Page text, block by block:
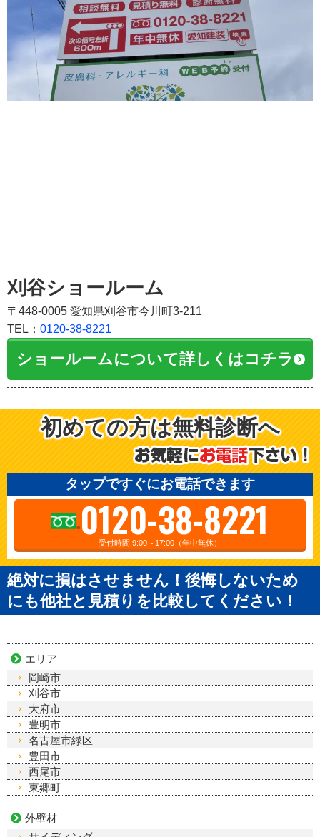
刈谷ショールーム
〒448-0005 愛知県刈谷市今川町3-211
TEL： 0120-38-8221
ショールームについて詳しくはコチラ
初めての方は無料診断へ
タップですぐにお電話できます
0120-38-8221
受付時間 9:00～17:00（年中無休）
絶対に損はさせません！後悔しないため
にも他社と見積りを比較してください！
エリア
岡崎市
刈谷市
大府市
豊明市
名古屋市緑区
豊田市
西尾市
東郷町
外壁材